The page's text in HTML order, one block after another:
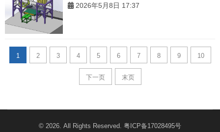
2026年5月8日 17:37
1 2 3 4 5 6 7 8 9 10
下一页 末页
© 2026. All Rights Reserved. 粤ICP备17028495号